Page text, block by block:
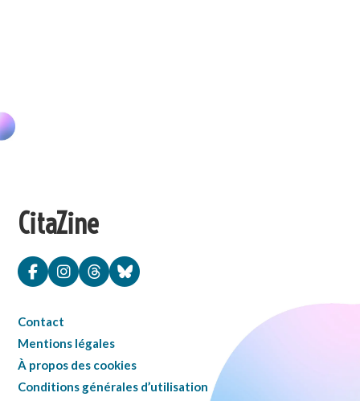
CitaZine
Contact
Mentions légales
À propos des cookies
Conditions générales d’utilisation